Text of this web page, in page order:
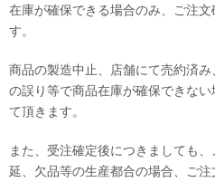
在庫が確保できる場合のみ、ご注
す。
商品の製造中止、店舗にて売約済
の誤り等で商品在庫が確保できな
て頂きます。
また、受注確定後につきましても
延、欠品等の生産都合の場合、ご